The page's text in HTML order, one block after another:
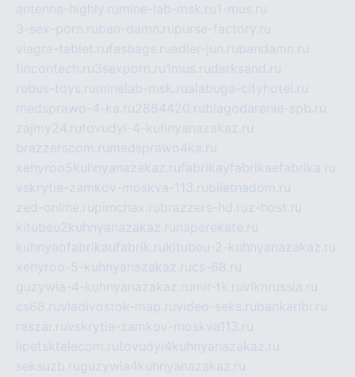
antenna-highly.ru mine-lab-msk.ru1-mus.ru
3-sex-porn.ruban-damn.rupurse-factory.ru
viagra-tablet.rufasbags.ruadler-jun.rubandamn.ru
fincontech.ru3sexporn.ru1mus.rudarksand.ru
rebus-toys.ru minelab-msk.rualabuga-cityhotel.ru
medsprawo-4-ka.ru2864420.rublagodarenie-spb.ru
zajmy24.rutovudyi-4-kuhnyanazakaz.ru
brazzerscom.ru medsprawo4ka.ru
xehyroo5kuhnyanazakaz.rufabrikayfabrikaefabrika.ru
vskrytie-zamkov-moskva-113.rubiletnadom.ru
zed-online.rupimchax.rubrazzers-hd.ruz-host.ru
kitubeu2kuhnyanazakaz.ru naperekate.ru
kuhnyaofabrikaufabrik.rukitubeu-2-kuhnyanazakaz.ru
xehyroo-5-kuhnyanazakaz.rucs-68.ru
guzywia-4-kuhnyanazakaz.ru mir-tk.ruvlknrussia.ru
cs68.ruvladivostok-map.ruvideo-seks.rubankaribi.ru
raszar.ruvskrytie-zamkov-moskva113.ru
lipetsktelecom.rutovudyi4kuhnyanazakaz.ru
seksuzb.ruguzywia4kuhnyanazakaz.ru